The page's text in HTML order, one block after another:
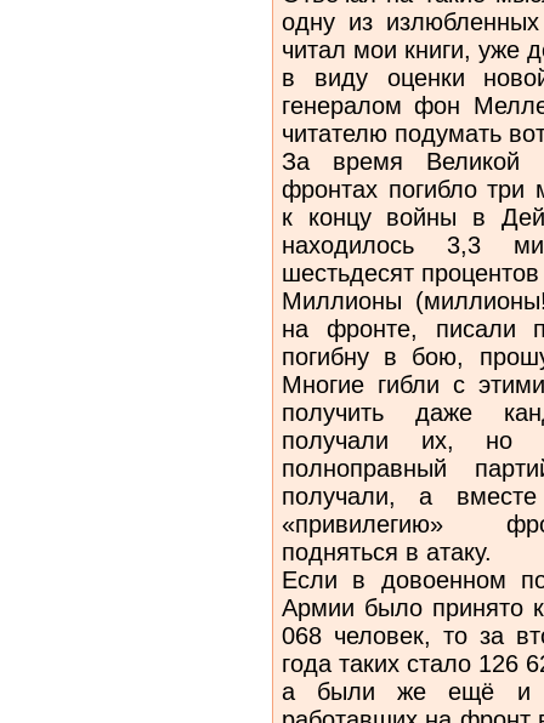
одну из
читал мои книги,
в виду оценки
генералом фон
читателю подумать
За время Великой
фронтах погибло три
к концу войны в
находилось 3,3
шестьдесят
Миллионы
на фронте, писали
погибну в бою,
Многие гибли с
получить даже
получали их, но
полноправный
получали, а
«привилегию»
подняться в атаку.
Если в довоенном
Армии было принято
068 человек, то за
года таких стало 126
а были же ещё и